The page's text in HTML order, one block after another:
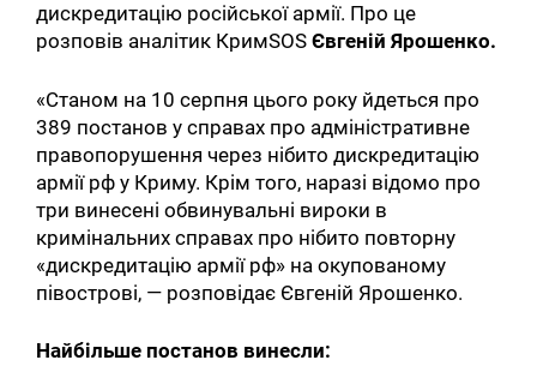
дискредитацію російської армії. Про це
розповів аналітик КримSOSЄвгеній Ярошенко.
«Станом на 10 серпня цього року йдеться про
389 постанов у справах про адміністративне
правопорушення через нібито дискредитацію
армії рф у Криму. Крім того, наразі відомо про
три винесені обвинувальні вироки в
кримінальних справах про нібито повторну
«дискредитацію армії рф» на окупованому
півострові, — розповідає Євгеній Ярошенко.
Найбільше постанов винесли: